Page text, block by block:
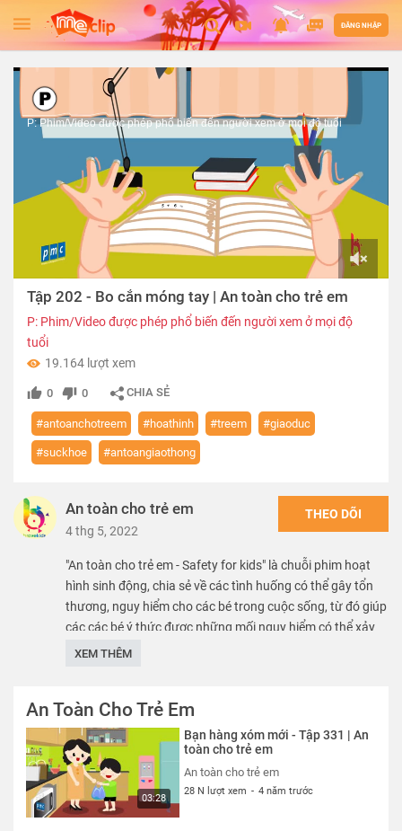
ĐĂNG NHẬP
P: Phim/Video được phép phổ biến đến người xem ở mọi độ tuổi
Tập 202 - Bo cắn móng tay | An toàn cho trẻ em
P: Phim/Video được phép phổ biến đến người xem ở mọi độ
tuổi
19.164 lượt xem
0 0 CHIA SẺ
#antoanchotreem #hoathinh #treem #giaoduc
#suckhoe #antoangiaothong
An toàn cho trẻ em
4 thg 5, 2022
THEO DÕI
"An toàn cho trẻ em - Safety for kids" là chuỗi phim hoạt
hình sinh động, chia sẻ về các tình huống có thể gây tổn
thương, nguy hiểm cho các bé trong cuộc sống, từ đó giúp
các các bé ý thức được những mối nguy hiểm có thể xảy
ra, nhằm mang lại môi trường phát triển an toàn, lành
We care about safety of children. SK VN provide free
educational sources and materials of kid safety.
Thể loại :PHIM
XEM THÊM
An Toàn Cho Trẻ Em
03:28
Bạn hàng xóm mới - Tập 331 | An
toàn cho trẻ em
An toàn cho trẻ em
28 N lượt xem - 4 năm trước